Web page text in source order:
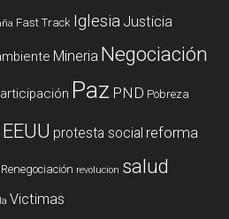
Fast Track Iglesia Justicia
Mineria Negociación
Paz PND Pobreza
protesta social reforma
Renegociación revolucion salud
Victimas